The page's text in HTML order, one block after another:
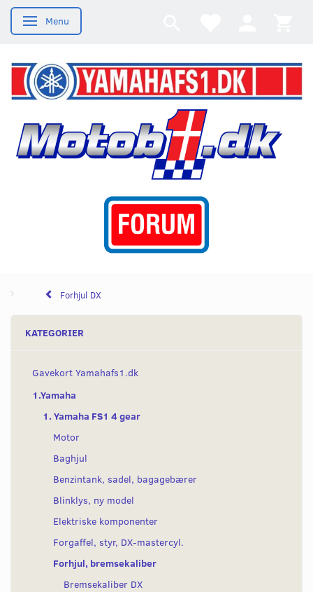
Skifte navigation
Menu
Forhjul DX
KATEGORIER
Gavekort Yamahafs1.dk
1.Yamaha
1. Yamaha FS1 4 gear
Motor
Baghjul
Benzintank, sadel, bagagebærer
Blinklys, ny model
Elektriske komponenter
Forgaffel, styr, DX-mastercyl.
Forhjul, bremsekaliber
Bremsekaliber DX